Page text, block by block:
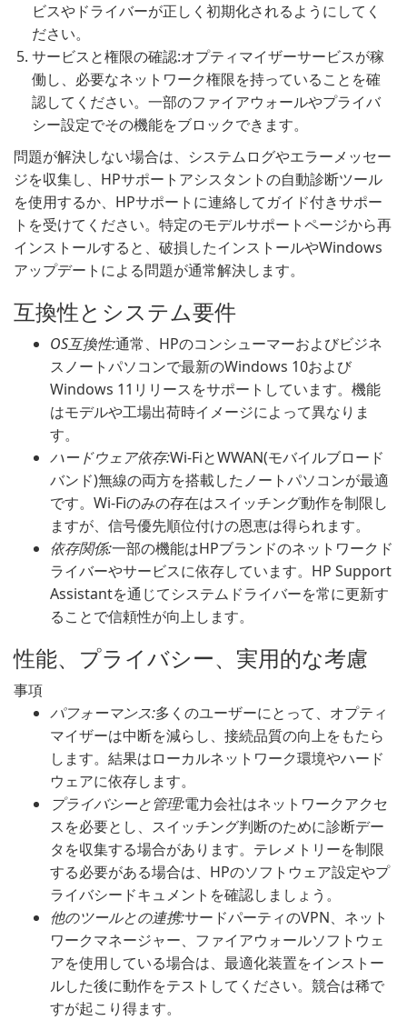
ビスやドライバーが正しく初期化されるようにしてく
ださい。
サービスと権限の確認:オプティマイザーサービスが稼
働し、必要なネットワーク権限を持っていることを確
認してください。一部のファイアウォールやプライバ
シー設定でその機能をブロックできます。
問題が解決しない場合は、システムログやエラーメッセー
ジを収集し、HPサポートアシスタントの自動診断ツール
を使用するか、HPサポートに連絡してガイド付きサポー
トを受けてください。特定のモデルサポートページから再
インストールすると、破損したインストールやWindows
アップデートによる問題が通常解決します。
互換性とシステム要件
OS互換性:通常、HPのコンシューマーおよびビジネ
スノートパソコンで最新のWindows 10および
Windows 11リリースをサポートしています。機能
はモデルや工場出荷時イメージによって異なりま
す。
ハードウェア依存:Wi-FiとWWAN(モバイルブロード
バンド)無線の両方を搭載したノートパソコンが最適
です。Wi-Fiのみの存在はスイッチング動作を制限し
ますが、信号優先順位付けの恩恵は得られます。
依存関係:一部の機能はHPブランドのネットワークド
ライバーやサービスに依存しています。HP Support
Assistantを通じてシステムドライバーを常に更新す
ることで信頼性が向上します。
性能、プライバシー、実用的な考慮
事項
パフォーマンス:多くのユーザーにとって、オプティ
マイザーは中断を減らし、接続品質の向上をもたら
します。結果はローカルネットワーク環境やハード
ウェアに依存します。
プライバシーと管理:電力会社はネットワークアクセ
スを必要とし、スイッチング判断のために診断デー
タを収集する場合があります。テレメトリーを制限
する必要がある場合は、HPのソフトウェア設定やプ
ライバシードキュメントを確認しましょう。
他のツールとの連携:サードパーティのVPN、ネット
ワークマネージャー、ファイアウォールソフトウェ
アを使用している場合は、最適化装置をインストー
ルした後に動作をテストしてください。競合は稀で
すが起こり得ます。